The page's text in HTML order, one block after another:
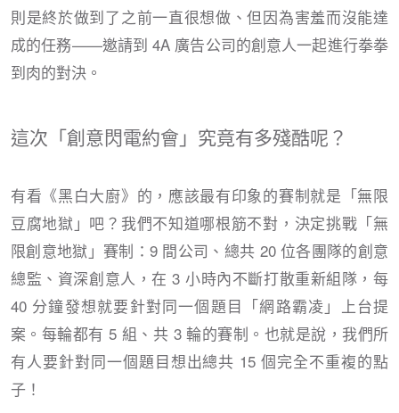
則是終於做到了之前一直很想做、但因為害羞而沒能達
成的任務——邀請到 4A 廣告公司的創意人一起進行拳拳
到肉的對決。
這次「創意閃電約會」究竟有多殘酷呢？
有看《黑白大廚》的，應該最有印象的賽制就是「無限
豆腐地獄」吧？我們不知道哪根筋不對，決定挑戰「無
限創意地獄」賽制：9 間公司、總共 20 位各團隊的創意
總監、資深創意人，在 3 小時內不斷打散重新組隊，每
40 分鐘發想就要針對同一個題目「網路霸凌」上台提
案。每輪都有 5 組、共 3 輪的賽制。也就是說，我們所
有人要針對同一個題目想出總共 15 個完全不重複的點
子！